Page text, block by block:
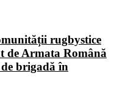
rugbystice
de Armata Română
brigadă în